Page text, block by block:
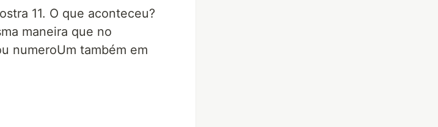
11. O que aconteceu?
maneira que no
numeroUm também em